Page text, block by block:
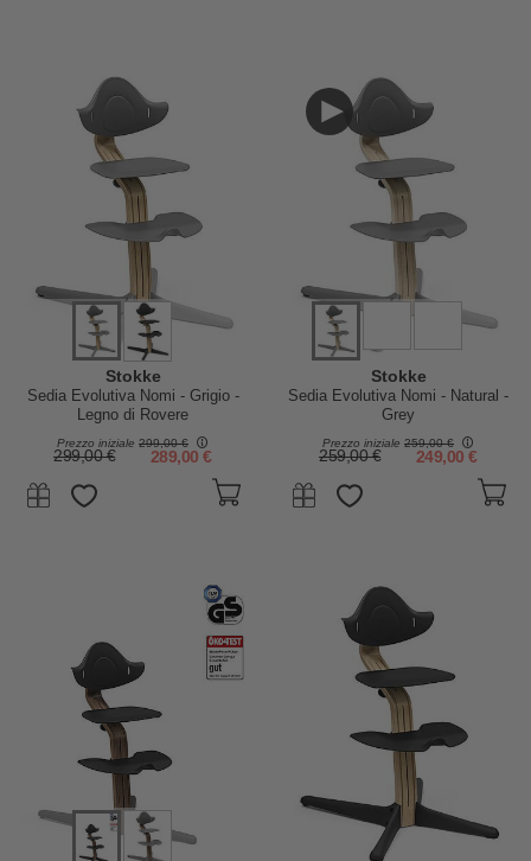
Stokke
Sedia Evolutiva Nomi - Grigio -
Legno di Rovere
Prezzo iniziale 299,00 €
299,00 € 289,00 €
Stokke
Sedia Evolutiva Nomi - Natural -
Grey
Prezzo iniziale 259,00 €
259,00 € 249,00 €